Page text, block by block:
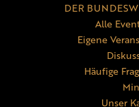
DER
Alle
Eigene
Häufige
Unser